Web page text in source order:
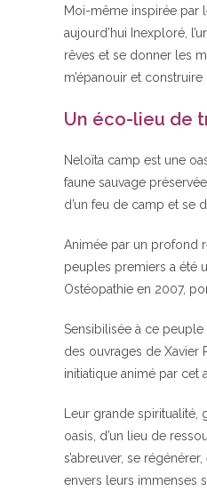
Moi-même inspirée par
aujourd’hui Inexploré,
rêves et se donner les
m’épanouir et
Un éco-lieu de
Neloïta camp est une
faune sauvage
d’un feu de camp et se
Animée par un profond
peuples premiers a été
Ostéopathie en 2007,
Sensibilisée à ce
des ouvrages de Xavier
initiatique animé par cet
Leur grande
oasis, d’un lieu de
s’abreuver, se
envers leurs immenses